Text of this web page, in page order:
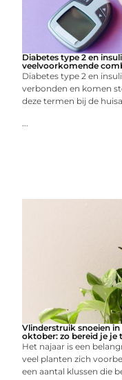
Diabetes type 2 en
veelvoorkomende
Diabetes type 2 en
verbonden en komen
deze termen bij de
...
Vlinderstruik snoeien
oktober: zo bereid je je
Het najaar is een
veel planten zich
een aantal klussen die